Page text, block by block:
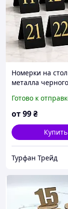
Номерки на
металла
Чёрная
Готово к
от99₴
Купить
Турфан Трейд